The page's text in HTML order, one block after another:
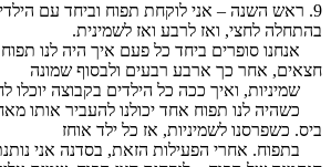
9. ראש השנה – אני לוקחת תפוח וביחד עם
בהתחלה לחצי, ואז לרבע ואז לשמינית.
אנחנו סופרים ביחד כל פעם איך היה לנו
חצאים, אחר כך ארבע רבעים ולבסוף שמונה
שמיניות, ואיך ככה כל הילדים בקבוצה יוכלו
כשהיה לנו תפוח אחד יכולנו להעביר אותו
ביס. כשפרסנו לשמיניות, אז כל ילד אוחז
בתפוח. אחרי הפעילות הזאת, בסדנה אני